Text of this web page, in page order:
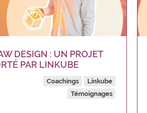
DESIGN : UN PROJET
PAR LINKUBE
Coachings
Linkube
Témoignages